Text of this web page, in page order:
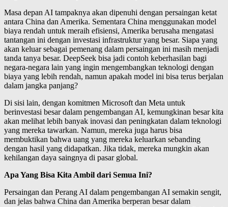
Masa depan AI tampaknya akan dipenuhi dengan persaingan ketat
antara China dan Amerika. Sementara China menggunakan model
biaya rendah untuk meraih efisiensi, Amerika berusaha mengatasi
tantangan ini dengan investasi infrastruktur yang besar. Siapa yang
akan keluar sebagai pemenang dalam persaingan ini masih menjadi
tanda tanya besar. DeepSeek bisa jadi contoh keberhasilan bagi
negara-negara lain yang ingin mengembangkan teknologi dengan
biaya yang lebih rendah, namun apakah model ini bisa terus berjalan
dalam jangka panjang?
Di sisi lain, dengan komitmen Microsoft dan Meta untuk
berinvestasi besar dalam pengembangan AI, kemungkinan besar kita
akan melihat lebih banyak inovasi dan peningkatan dalam teknologi
yang mereka tawarkan. Namun, mereka juga harus bisa
membuktikan bahwa uang yang mereka keluarkan sebanding
dengan hasil yang didapatkan. Jika tidak, mereka mungkin akan
kehilangan daya saingnya di pasar global.
Apa Yang Bisa Kita Ambil dari Semua Ini?
Persaingan dan Perang AI dalam pengembangan AI semakin sengit,
dan jelas bahwa China dan Amerika berperan besar dalam